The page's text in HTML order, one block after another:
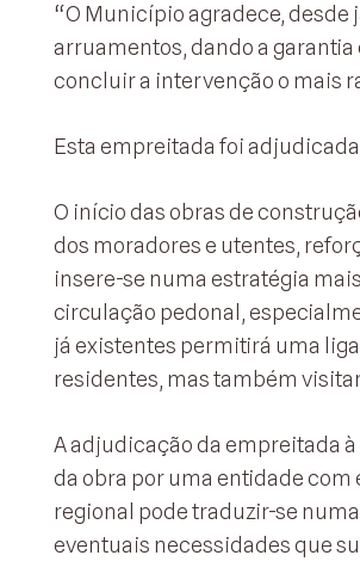
“O Município agradece, desde
arruamentos, dando a
concluir a intervenção o mais
Esta empreitada foi adjudicada
O início das obras de
dos moradores e utentes,
insere-se numa estratégia
circulação pedonal,
já existentes permitirá uma
residentes, mas também
A adjudicação da empreitada à
da obra por uma entidade
regional pode traduzir-se
eventuais necessidades que